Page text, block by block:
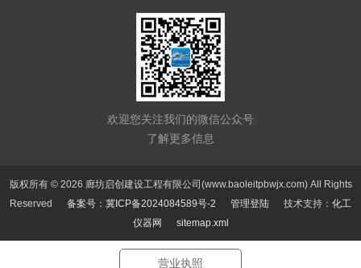
欢迎您关注我们的微信公众号
了解更多信息
版权所有 © 2026 廊坊启创建设工程有限公司(www.baoleitpbwjx.com) All Rights
Reserved 备案号：冀ICP备2024084589号-2 管理登陆 技术支持： 化工
仪器网
sitemap.xml
营业执照